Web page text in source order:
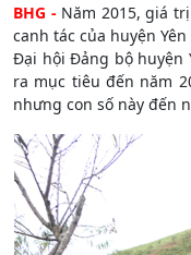
BHG -Năm 2015, giá
canh tác của huyện
Đại hội Đảng bộ huyện
ra mục tiêu đến năm
nhưng con số này đến